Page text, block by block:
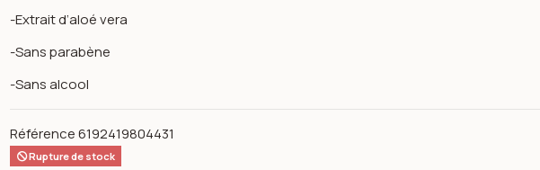
image gallery for Déodorant anti-transpirant roll-on peaux ultra-sensibles -phytéal
-Extrait d’aloé vera
-Sans parabène
-Sans alcool
Référence 6192419804431
Rupture de stock